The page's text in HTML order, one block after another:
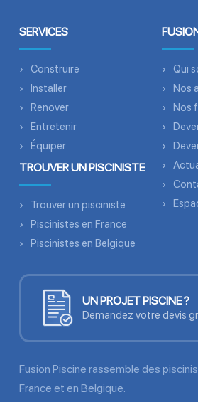
SERVICES
Construire
Installer
Renover
Entretenir
Équiper
TROUVER UN PISCINISTE
Trouver un pisciniste
Piscinistes en France
Piscinistes en Belgique
Qui
Nos
Nos
UN PROJET PISCINE ?
Demandez votre devis
Fusion Piscine rassemble des
France et en Belgique.